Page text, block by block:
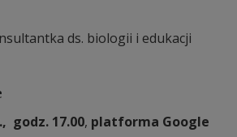
ds. biologii i edukacji
godz. 17.00, platforma Google